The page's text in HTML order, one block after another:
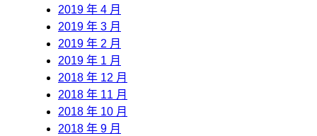
2019 年 4 月
2019 年 3 月
2019 年 2 月
2019 年 1 月
2018 年 12 月
2018 年 11 月
2018 年 10 月
2018 年 9 月